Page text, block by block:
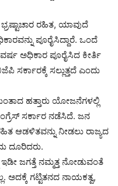
ರಹಿತ, ಯಾವುದೆ
ಪೂರೈಸಿದ್ದಾರೆ. ಒಂದೆ
ವರ್ಷ ಅಧಿಕಾರ ಪೂರೈಸಿದ ಕೀರ್ತಿ
ಸರ್ಕಾರಕ್ಕೆ ಸಲ್ಲುತ್ತದೆ ಎಂದು
ಹತ್ತಾರು ಯೋಜನೆಗಳಲ್ಲಿ
ಸರ್ಕಾರ ನಡೆಸಿದೆ. ಜನ
ಆಡಳಿತವನ್ನು ನೀಡಲು ರಾಜ್ಯದ
ದೂರಿದರು.
ಜಗತ್ತೆ ನಮ್ಮತ್ತ ನೋಡುವಂತೆ
ಅದಕ್ಕೆ ಗಟ್ಟಿತನದ ನಾಯಕತ್ವ,